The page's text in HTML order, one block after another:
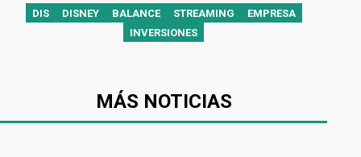
DIS DISNEY BALANCE STREAMING
EMPRESA
INVERSIONES
MÁS NOTICIAS